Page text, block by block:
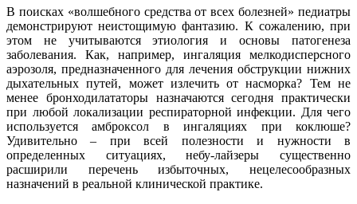
В поисках «волшебного средства от всех болезней» педиатры
демонстрируют неистощимую фантазию. К сожалению, при
этом не учитываются этиология и основы патогенеза
заболевания. Как, например, ингаляция мелкодисперсного
аэрозоля, предназначенного для лечения обструкции нижних
дыхательных путей, может излечить от насморка? Тем не
менее бронходилататоры назначаются сегодня практически
при любой локализации респираторной инфекции. Для чего
используется амброксол в ингаляциях при коклюше?
Удивительно – при всей полезности и нужности в
определенных ситуациях, небу-лайзеры существенно
расширили перечень избыточных, нецелесообразных
назначений в реальной клинической практике.